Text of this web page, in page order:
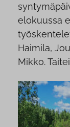
elokuussa
Haimila,
Mikko.